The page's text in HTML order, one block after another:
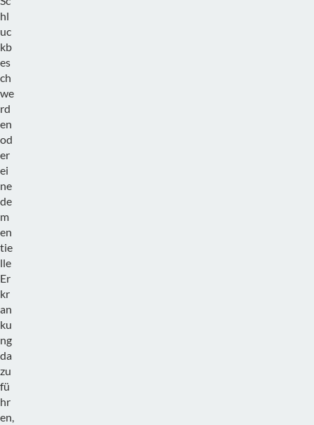
hl
uc
kb
es
ch
we
rd
en
od
er
ei
ne
de
m
en
tie
lle
Er
kr
an
ku
ng
da
zu
fü
hr
en,